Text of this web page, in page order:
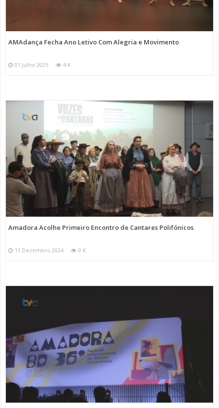
AMAdança Fecha Ano Letivo Com Alegria e Movimento
01 Julho 2025 4 K
Amadora Acolhe Primeiro Encontro de Cantares Polifónicos
11 Dezembro 2024 0 K